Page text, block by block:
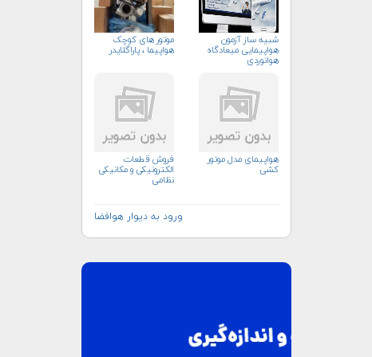
شبیه ساز آزمون
هواپیمایی میعادگاه
هوانوردی
موتور های کوچک
هواپیما ، پاراگلایدر
هواپیمای مدل موتور
کشی
فروش قطعات
الکترونیکی و مکانیکی
نظامی
ورود به دیوار هوافضا